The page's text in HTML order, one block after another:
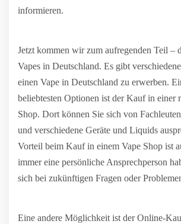
informieren.
Jetzt kommen wir zum aufregenden Teil –
Vapes in Deutschland. Es gibt
einen Vape in Deutschland zu erwerben.
beliebtesten Optionen ist der Kauf in einer
Shop. Dort können Sie sich von
und verschiedene Geräte und Liquids
Vorteil beim Kauf in einem Vape Shop ist
immer eine persönliche Ansprechperson
sich bei zukünftigen Fragen oder
Eine andere Möglichkeit ist der Online-